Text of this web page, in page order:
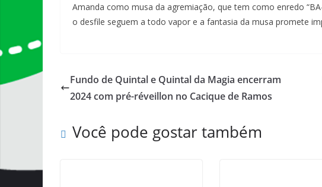
Amanda como musa da agremiação, que tem como enredo
o desfile seguem a todo vapor e a fantasia da musa promete
Fundo de Quintal e Quintal da Magia encerram
2024 com pré-réveillon no Cacique de Ramos
Você pode gostar também